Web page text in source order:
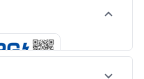
Sport 5